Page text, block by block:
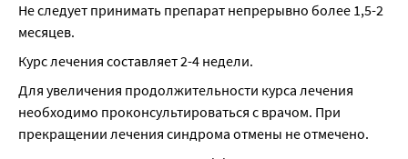
Не следует принимать препарат непрерывно более 1,5-2
месяцев.
Курс лечения составляет 2-4 недели.
Для увеличения продолжительности курса лечения
необходимо проконсультироваться с врачом. При
прекращении лечения синдрома отмены не отмечено.